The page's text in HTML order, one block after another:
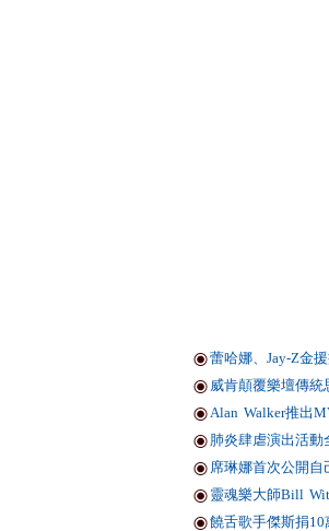
蕾哈娜、Jay-Z金
威肯顛覆樂壇傳統
Alan Walker推出
肺炎肆虐演出活
席琳娜首次公開自
靈魂樂大師Bill
饒舌歌手傑斯捐10